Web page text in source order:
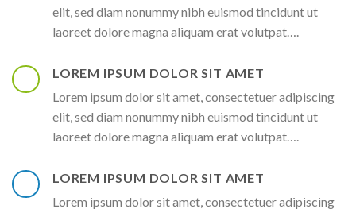
elit, sed diam nonummy nibh euismod tincidunt ut
laoreet dolore magna aliquam erat volutpat….
LOREM IPSUM DOLOR SIT AMET
Lorem ipsum dolor sit amet, consectetuer adipiscing
elit, sed diam nonummy nibh euismod tincidunt ut
laoreet dolore magna aliquam erat volutpat….
LOREM IPSUM DOLOR SIT AMET
Lorem ipsum dolor sit amet, consectetuer adipiscing